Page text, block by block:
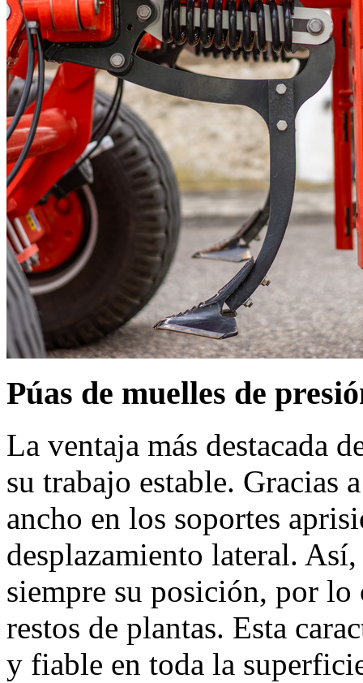
Púas de muelles de
La ventaja más destacada
su trabajo estable. Gracias
ancho en los soportes
desplazamiento lateral.
siempre su posición, por lo
restos de plantas. Esta
y fiable en toda la